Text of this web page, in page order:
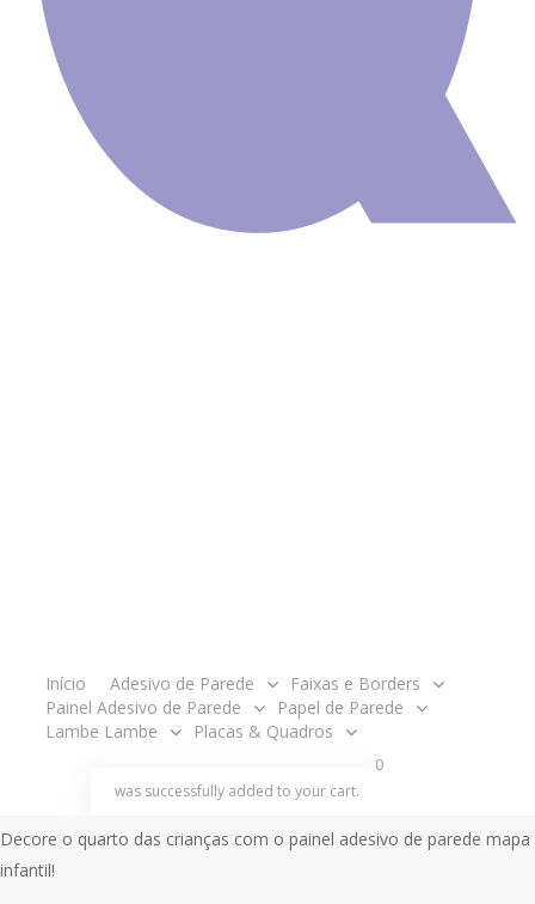
Início Adesivo de Parede
Faixas e Borders
Painel Adesivo de Parede
Papel de Parede
Lambe Lambe
Placas & Quadros
0
was successfully added to your cart.
era:
R$140.00.
é:
R$125.00.
O produto é enviado em partes, ou seja, em rolos para ser aplicado
um ao lado do outro como um papel de parede e acompanha
Decore o quarto das crianças com o painel adesivo de parede mapa
infantil!